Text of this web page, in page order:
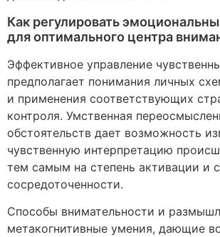
Как регулировать
для оптимального центра
Эффективное управление
предполагает понимания личных
и применения соответствующих
контроля. Умственная
обстоятельств дает возможность
чувственную интерпретацию
тем самым на степень активации и
сосредоточенности.
Способы внимательности и
метакогнитивные умения, дающие